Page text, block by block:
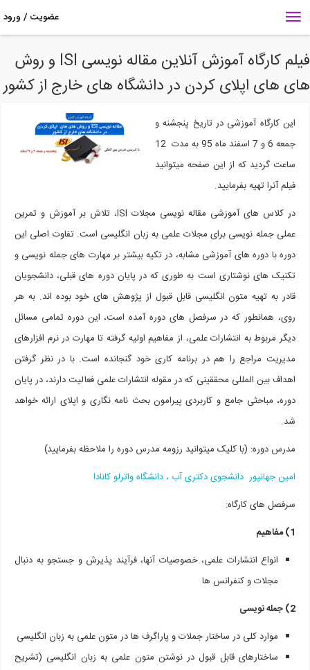
فیلم کارگاه آموزش آنلاین مقاله نویسی ISI و روش
های اپلای کردن در دانشگاه های خارج از کشور
این کارگاه آموزشی در تاریخ پنجشنه و
جمعه 6 و 7 اسفند ماه 95 به مدت 12
ساعت گردید که از این صفحه میتوانید
فیلم آنرا تهیه بفرمایید.
در کلاس های آموزشی مقاله نویسی مجلات ISI، تلاش بر آموزش و تمرین
عملی جمله نویسی برای مجلات علمی به زبان انگلیسی است. تفاوت اصلی این
دوره با دوره های آموزشی مشابه، در تکیه بیشتر بر مهارت های جمله نویسی و
تکنیک های نوشتاری است به طوری که در پایان دوره های قبلی، دانشجویان
قادر به تهیه متون انگلیسی قابل قبول از پژوهش های خود بوده اند. به هر
روی، همانطور که در سرفصل های دوره آمده است، این دوره تمامی مسائل
دیگر مربوط به انتشارات علمی، از مفاهیم اولیه گرفته تا مهارت در نرم افزارهای
مدیریت مراجع را هم در برنامه کاری خود گنجانده است. با در نظر گرفتن
اهداف بین المللی محققینی که در مقوله انتشارات علمی فعالیت دارند، در پایان
دوره، مباحثی جامع و کاربردی پیرامون بحث نامه نگاری و اپلای ارائه خواهد
شد.
مدرس دوره: (با کلیک میتوانید رزومه مدرس دوره را ملاحظه بفرمایید)
امین جهانپور دانشجوی دکتری آب ، دانشگاه واترلو کانادا
سرفصل های کارگاه:
انواع انتشارات علمی، خصوصیات آنها، فرآیند پذیرش و جستجو به دنبال
مجلات و کنفرانس ها
موارد کلی در ساختار جملات و پاراگرف ها در متون علمی به زبان انگلیسی
ساختارهای قابل قبول در نوشتن متون علمی به زبان انگلیسی (تشریح